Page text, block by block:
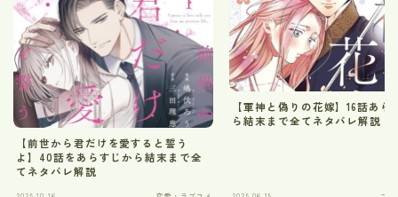
【前世から君だけを愛すると誓う
よ】40話をあらすじから結末まで全
てネタバレ解説
【軍神と偽りの花嫁】16話あら
ら結末まで全てネタバレ解説